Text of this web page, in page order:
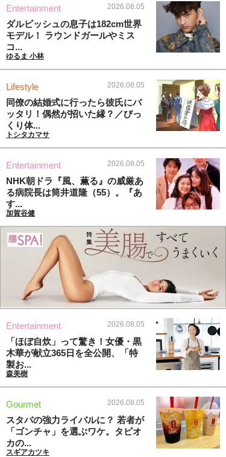
Entertainment 2026.08.05
ダルビッシュの息子は182cm世界
モデル！ ラウンドガールやミス
コ...
ゆるま 小林
Lifestyle 2026.08.05
同僚の結婚式に行ったら彼氏にバ
ッタリ！偶然が招いた縁？／びっ
くり体...
トシタカマサ
Entertainment 2026.08.05
NHK朝ドラ『風、薫る』の威厳あ
る病院長は筒井道隆（55）。『あ
す...
加賀谷健
Entertainment 2026.08.05
「ほぼ自炊」って驚き！女優・黒
木華が献立365日を全公開、「特
製お...
森美樹
Gourmet 2026.08.05
スタバの強力ライバルに？ 若者が
「ゴンチャ」を選ぶワケ。タピオ
カの...
スギアカツキ